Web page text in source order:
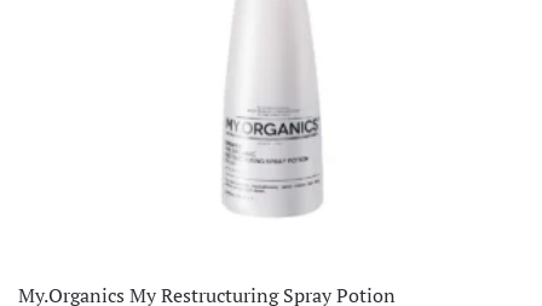
My.Organics My Restructuring Spray Potion